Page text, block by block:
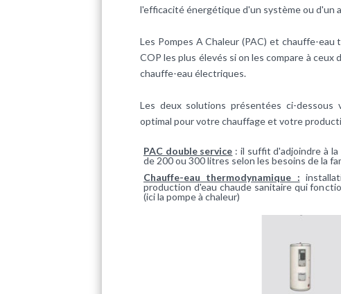
l'efficacité énergétique d'un système ou d'un
Les Pompes A Chaleur (PAC) et chauffe-
COP les plus élevés si on les compare à
chauffe-eau électriques.
Les deux solutions présentées ci-
optimal pour votre chauffage et votre
PAC double service : il suffit d'adjoindre à
de 200 ou 300 litres selon les besoins de la
Chauffe-eau thermodynamique :
production d'eau chaude sanitaire qui
(ici la pompe à chaleur)